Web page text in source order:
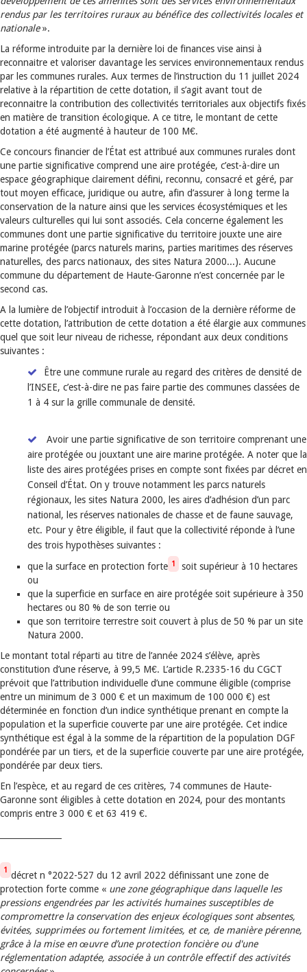
rendus par les territoires ruraux au bénéfice des collectivités locales et
nationale».
La réforme introduite par la dernière loi de finances vise ainsi à
reconnaitre et valoriser davantage les services environnementaux rendus
par les communes rurales. Aux termes de l’instruction du 11 juillet 2024
relative à la répartition de cette dotation, il s’agit avant tout de
reconnaitre la contribution des collectivités territoriales aux objectifs fixés
en matière de transition écologique. A ce titre, le montant de cette
dotation a été augmenté à hauteur de 100 M€.
Ce concours financier de l’État est attribué aux communes rurales dont
une partie significative comprend une aire protégée, c’est-à-dire un
espace géographique clairement défini, reconnu, consacré et géré, par
tout moyen efficace, juridique ou autre, afin d’assurer à long terme la
conservation de la nature ainsi que les services écosystémiques et les
valeurs culturelles qui lui sont associés. Cela concerne également les
communes dont une partie significative du territoire jouxte une aire
marine protégée (parcs naturels marins, parties maritimes des réserves
naturelles, des parcs nationaux, des sites Natura 2000...). Aucune
commune du département de Haute-Garonne n’est concernée par le
second cas.
A la lumière de l’objectif introduit à l’occasion de la dernière réforme de
cette dotation, l’attribution de cette dotation a été élargie aux communes
quel que soit leur niveau de richesse, répondant aux deux conditions
suivantes :
Être une commune rurale au regard des critères de densité de
l’INSEE, c’est-à-dire ne pas faire partie des communes classées de
1 à 4 sur la grille communale de densité.
Avoir une partie significative de son territoire comprenant une
aire protégée ou jouxtant une aire marine protégée. A noter que la
liste des aires protégées prises en compte sont fixées par décret en
Conseil d’État. On y trouve notamment les parcs naturels
régionaux, les sites Natura 2000, les aires d’adhésion d’un parc
national, les réserves nationales de chasse et de faune sauvage,
etc. Pour y être éligible, il faut que la collectivité réponde à l’une
des trois hypothèses suivantes :
que la surface en protection forte 1
soit supérieur à 10 hectares
ou
que la superficie en surface en aire protégée soit supérieure à 350
hectares ou 80 % de son terrie ou
que son territoire terrestre soit couvert à plus de 50 % par un site
Natura 2000.
Le montant total réparti au titre de l’année 2024 s’élève, après
constitution d’une réserve, à 99,5 M€. L’article R.2335-16 du CGCT
prévoit que l’attribution individuelle d’une commune éligible (comprise
entre un minimum de 3 000 € et un maximum de 100 000 €) est
déterminée en fonction d’un indice synthétique prenant en compte la
population et la superficie couverte par une aire protégée. Cet indice
synthétique est égal à la somme de la répartition de la population DGF
pondérée par un tiers, et de la superficie couverte par une aire protégée,
pondérée par deux tiers.
En l’espèce, et au regard de ces critères, 74 communes de Haute-
Garonne sont éligibles à cette dotation en 2024, pour des montants
compris entre 3 000 € et 63 419 €.
1 décret n °2022-527 du 12 avril 2022 définissant une zone de
protection forte comme « une zone géographique dans laquelle les
pressions engendrées par les activités humaines susceptibles de
compromettre la conservation des enjeux écologiques sont absentes,
évitées, supprimées ou fortement limitées, et ce, de manière pérenne,
grâce à la mise en œuvre d’une protection foncière ou d'une
réglementation adaptée, associée à un contrôle effectif des activités